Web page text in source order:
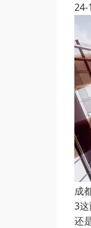
24-
成
3
还